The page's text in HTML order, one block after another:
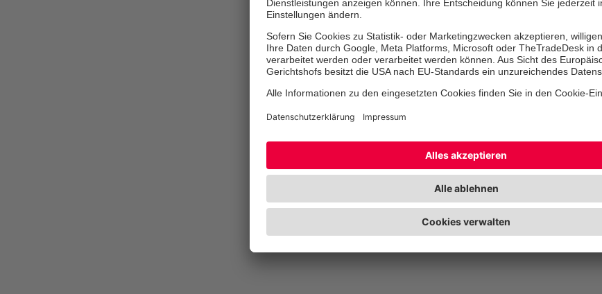
Erste-Hilfe-Kursen
Termine anzubieten, die zu
finden Sie hier alle Kurse
Für den Standort
gerne die Suchfunktion,
Postleitzahl 15890